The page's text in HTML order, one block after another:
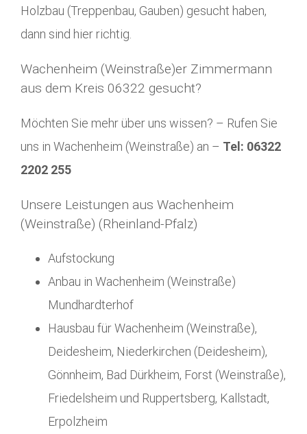
Holzbau (Treppenbau, Gauben) gesucht haben,
dann sind hier richtig.
Wachenheim (Weinstraße)er Zimmermann
aus dem Kreis 06322 gesucht?
Möchten Sie mehr über uns wissen? – Rufen Sie
uns in Wachenheim (Weinstraße) an – Tel: 06322
2202 255
Unsere Leistungen aus Wachenheim
(Weinstraße) (Rheinland-Pfalz)
Aufstockung
Anbau in Wachenheim (Weinstraße)
Mundhardterhof
Hausbau für Wachenheim (Weinstraße),
Deidesheim, Niederkirchen (Deidesheim),
Gönnheim, Bad Dürkheim, Forst (Weinstraße),
Friedelsheim und Ruppertsberg, Kallstadt,
Erpolzheim